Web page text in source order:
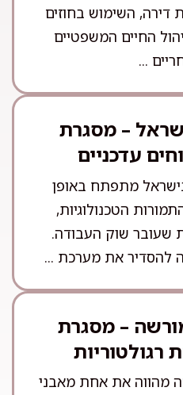
דירה, השימוש בחוזים
החיים המשפטיים
...
– מסגרת
עדכניים
מתפתח באופן
הטכנולוגיות,
שעובר שוק העבודה.
להסדיר את מערכת ...
– מסגרת
רגולטוריות
מהווה את אחת מאבני